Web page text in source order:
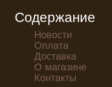
Содержание
Новости
Оплата
Доставка
О магазине
Контакты